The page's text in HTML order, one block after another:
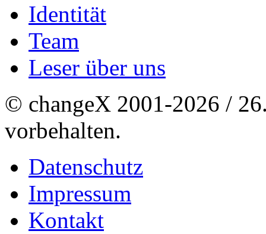
Identität
Team
Leser über uns
© changeX 2001-2026 /
vorbehalten.
Datenschutz
Impressum
Kontakt